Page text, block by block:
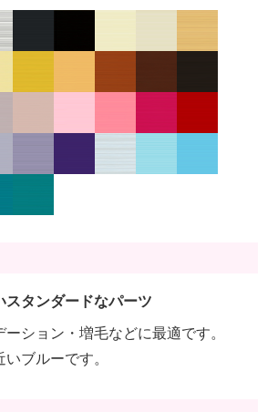
スタンダードなパーツ
ーション・増毛などに最適です。
ブルーです。